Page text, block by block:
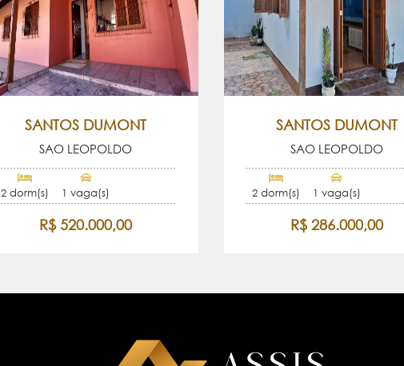
SANTOS DUMONT
SAO LEOPOLDO
2 dorm(s) 1 vaga(s)
R$ 520.000,00
SANTOS DUMONT
SAO LEOPOLDO
2 dorm(s) 1 vaga(s)
R$ 286.000,00